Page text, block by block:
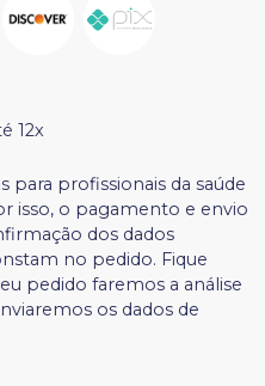
12x
para profissionais da saúde
isso, o pagamento e envio
dos dados
no pedido. Fique
pedido faremos a análise
os dados de